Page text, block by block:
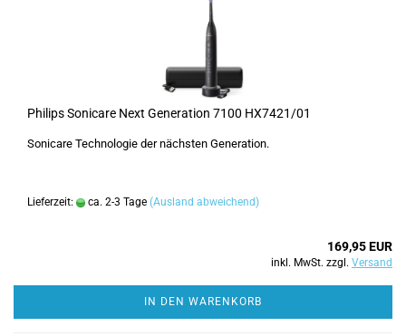
Philips Sonicare Next Generation 7100 HX7421/01
Sonicare Technologie der nächsten Generation.
Lieferzeit: ca. 2-3 Tage (Ausland abweichend)
169,95 EUR
inkl. MwSt. zzgl. Versand
IN DEN WARENKORB